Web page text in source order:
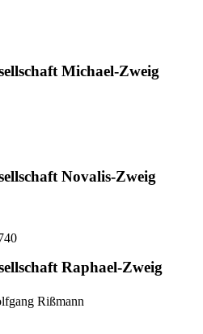
Michael-Zweig
Novalis-Zweig
Raphael-Zweig
Rißmann